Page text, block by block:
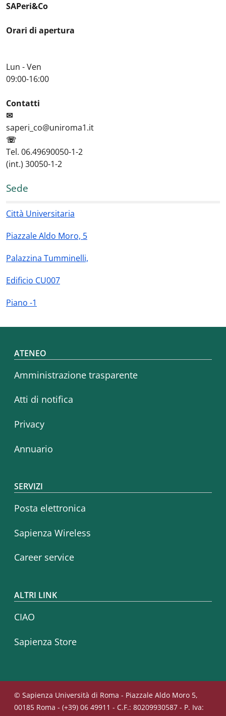
SAPeri&Co
Orari di apertura
Lun - Ven
09:00-16:00
Contatti
✉
saperi_co@uniroma1.it
☏
Tel. 06.49690050-1-2
(int.) 30050-1-2
Sede
Città Universitaria
Piazzale Aldo Moro, 5
Palazzina Tumminelli,
Edificio CU007
Piano -1
Footer menu
ATENEO
Amministrazione trasparente
Atti di notifica
Privacy
Annuario
SERVIZI
Posta elettronica
Sapienza Wireless
Career service
ALTRI LINK
CIAO
Sapienza Store
© Sapienza Università di Roma - Piazzale Aldo Moro 5,
00185 Roma - (+39) 06 49911 - C.F.: 80209930587 - P. Iva: